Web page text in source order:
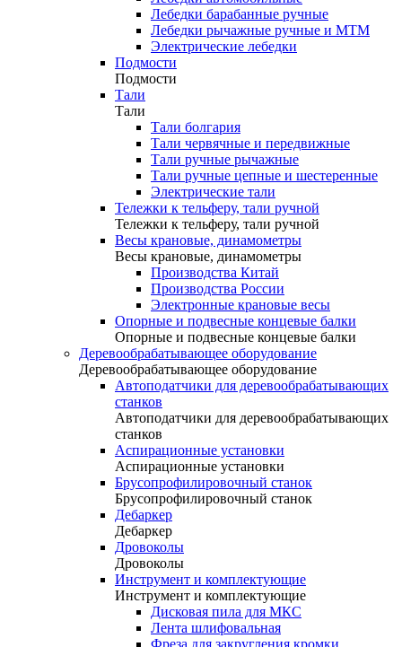
Лебедки барабанные ручные
Лебедки рычажные ручные и МТМ
Электрические лебедки
Подмости
Подмости
Тали
Тали
Тали болгария
Тали червячные и передвижные
Тали ручные рычажные
Тали ручные цепные и шестеренные
Электрические тали
Тележки к тельферу, тали ручной
Тележки к тельферу, тали ручной
Весы крановые, динамометры
Весы крановые, динамометры
Производства Китай
Производства России
Электронные крановые весы
Опорные и подвесные концевые балки
Опорные и подвесные концевые балки
Деревообрабатывающее оборудование
Деревообрабатывающее оборудование
Автоподатчики для деревообрабатывающих
станков
Автоподатчики для деревообрабатывающих
станков
Аспирационные установки
Аспирационные установки
Брусопрофилировочный станок
Брусопрофилировочный станок
Дебаркер
Дебаркер
Дровоколы
Дровоколы
Инструмент и комплектующие
Инструмент и комплектующие
Дисковая пила для МКС
Лента шлифовальная
Фреза для закругления кромки